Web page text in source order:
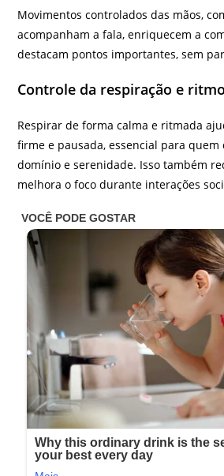
Movimentos controlados das mãos,
acompanham a fala, enriquecem a
destacam pontos importantes, sem
Controle da respiração e ritmo
Respirar de forma calma e ritmada
firme e pausada, essencial para
domínio e serenidade. Isso também
melhora o foco durante interações